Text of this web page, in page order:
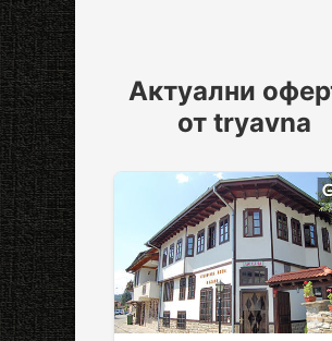
Актуални
от tryavna